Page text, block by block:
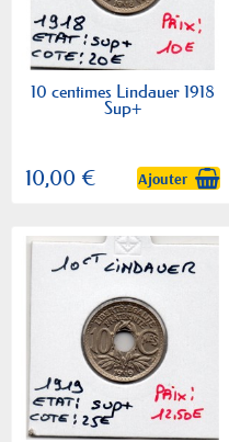
10 centimes Lindauer 1918
Sup+
10,00 € Ajouter